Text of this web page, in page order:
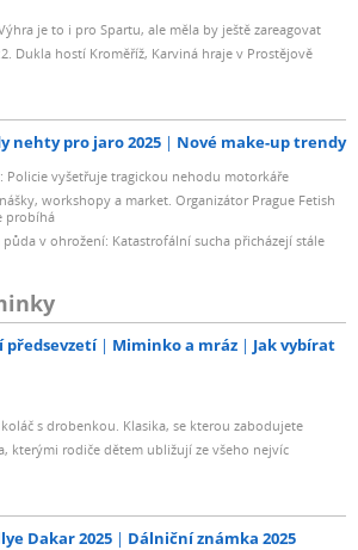
je to i pro Spartu, ale měla by ještě zareagovat
Dukla hostí Kroměříž, Karviná hraje v Prostějově
nehty pro jaro 2025 Nové make-up trendy
Policie vyšetřuje tragickou nehodu motorkáře
workshopy a market. Organizátor Prague Fetish
probíhá
v ohrožení: Katastrofální sucha přicházejí stále
předsevzetí Miminko a mráz
Jak vybírat
koláč s drobenkou. Klasika, se kterou zabodujete
kterými rodiče dětem ubližují ze všeho nejvíc
Dakar 2025 Dálniční známka 2025